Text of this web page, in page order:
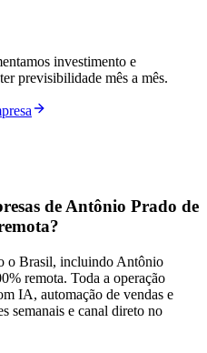
investimento e
previsibilidade mês a mês.
de Antônio Prado de
o Brasil, incluindo Antônio
remota. Toda a operação
IA, automação de vendas e
semanais e canal direto no